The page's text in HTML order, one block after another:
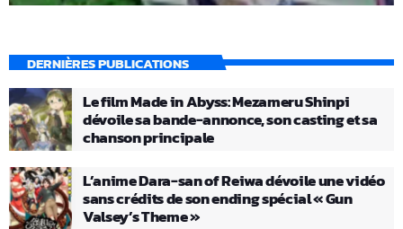
DERNIÈRES PUBLICATIONS
Le film Made in Abyss: Mezameru Shinpi
dévoile sa bande-annonce, son casting et sa
chanson principale
L’anime Dara-san of Reiwa dévoile une vidéo
sans crédits de son ending spécial « Gun
Valsey’s Theme »